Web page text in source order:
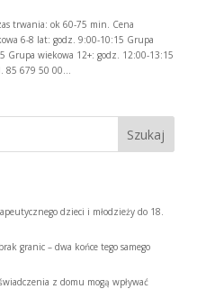
trwania: ok 60-75 min. Cena
6-8 lat: godz. 9:00-10:15 Grupa
Grupa wiekowa 12+: godz. 12:00-13:15
85 679 50 00...
Szukaj
dzieci i młodzieży do 18.
granic – dwa końce tego samego
z domu mogą wpływać